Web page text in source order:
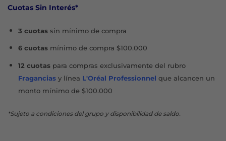
Cuotas Sin Interés*
3 cuotassin mínimo de compra
6 cuotasmínimo de compra $100.000
12 cuotaspara compras exclusivamente del rubro
Fraganciasy línea L'Oréal Professionnel que alcancen un
monto mínimo de $100.000
*Sujeto a condiciones del grupo y disponibilidad de saldo.